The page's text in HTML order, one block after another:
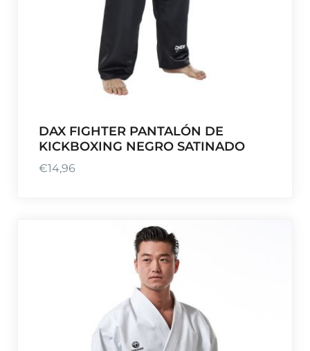
DAX FIGHTER PANTALÓN DE
KICKBOXING NEGRO SATINADO
€14,96